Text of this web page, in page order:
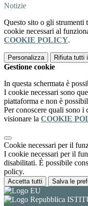
Notizie
Questo sito o gli strumenti
cookie necessari al
COOKIE POLICY.
Personalizza Rifiuta tutti
Gestione cookie
In questa schermata è
I cookie necessari sono
piattaforma e non è
Per conoscere quali sono i
visionare la COOKIE
Cookie necessari per il
I cookie necessari per il
disabilitati. È possibile
policy.
Accetta tutti Salva le